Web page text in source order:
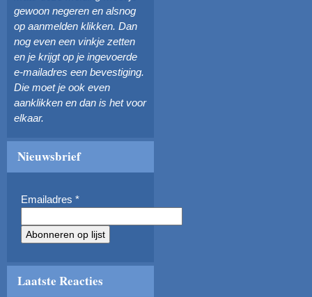
gewoon negeren en alsnog
op aanmelden klikken. Dan
nog even een vinkje zetten
en je krijgt op je ingevoerde
e-mailadres een bevestiging.
Die moet je ook even
aanklikken en dan is het voor
elkaar.
Nieuwsbrief
Emailadres *
Laatste Reacties